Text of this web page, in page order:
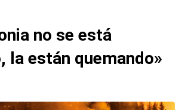
no se está
la están quemando»